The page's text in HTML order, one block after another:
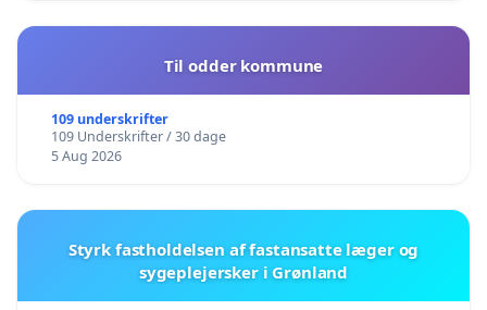
Til odder kommune
109 underskrifter
109 Underskrifter / 30 dage
5 Aug 2026
Styrk fastholdelsen af fastansatte læger og
sygeplejersker i Grønland